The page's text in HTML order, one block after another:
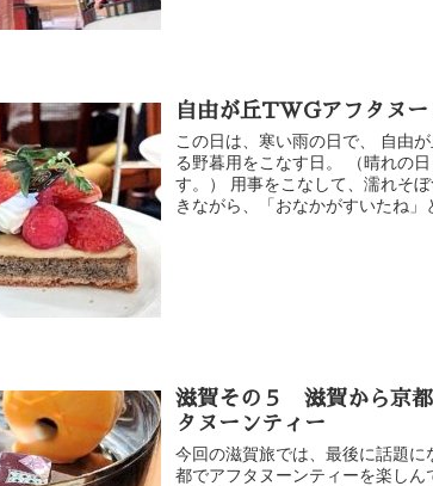
自由が丘TWGアフタヌ
この日は、寒い雨の日で、 自由
る野暮用をこなす日。 （晴れの
す。） 用事をこなして、濡れそ
きながら、「おなかがすいたね」
滋賀その５ 滋賀から京
タヌーンティー
今回の滋賀旅では、最後に話題
都でアフタヌーンティーを楽し